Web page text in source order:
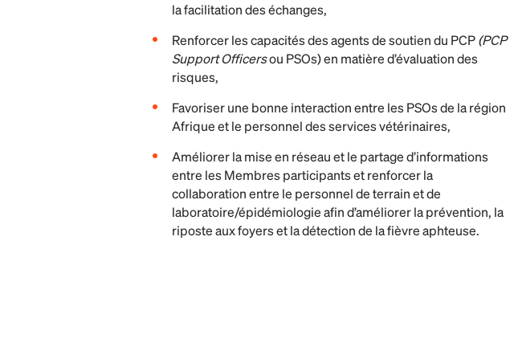
la facilitation des échanges,
Renforcer les capacités des agents de soutien du PCP(PCP
Support Officersou PSOs) en matière d’évaluation des
risques,
Favoriser une bonne interaction entre les PSOs de la région
Afrique et le personnel des services vétérinaires,
Améliorer la mise en réseau et le partage d’informations
entre les Membres participants et renforcer la
collaboration entre le personnel de terrain et de
laboratoire/épidémiologie afin d’améliorer la prévention, la
riposte aux foyers et la détection de la fièvre aphteuse.